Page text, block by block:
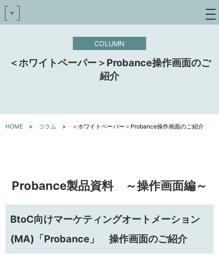
toggle
COLUMN
＜ホワイトペーパー＞Probance操作画面のご
紹介
HOME > コラム > ＜ホワイトペーパー＞Probance操作画面のご紹介
Probance製品資料 ～操作画面編～
BtoC向けマーケティングオートメーション
(MA)「Probance」 操作画面のご紹介